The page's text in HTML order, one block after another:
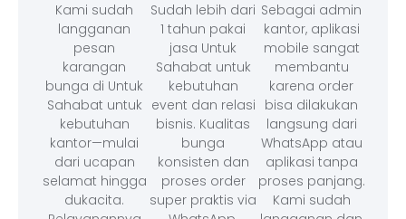
Kami sudah
langganan
pesan
karangan
bunga di Untuk
Sahabat untuk
kebutuhan
kantor—mulai
dari ucapan
selamat hingga
dukacita.
Sudah lebih dari
1 tahun pakai
jasa Untuk
Sahabat untuk
kebutuhan
event dan relasi
bisnis. Kualitas
bunga
konsisten dan
proses order
super praktis via
Sebagai admin
kantor, aplikasi
mobile sangat
membantu
karena order
bisa dilakukan
langsung dari
WhatsApp atau
aplikasi tanpa
proses panjang.
Kami sudah